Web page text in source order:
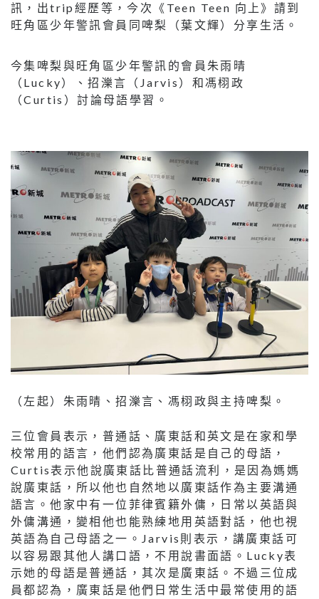
訊，出trip經歷等，今次《Teen Teen 向上》請到
旺角區少年警訊會員同啤梨（葉文輝）分享生活。
今集啤梨與旺角區少年警訊的會員朱雨晴
（Lucky）、招濼言（Jarvis）和馮栩政
（Curtis）討論母語學習。
（左起）朱雨晴、招濼言、馮栩政與主持啤梨。
三位會員表示，普通話、廣東話和英文是在家和學
校常用的語言，他們認為廣東話是自己的母語，
Curtis表示他說廣東話比普通話流利，是因為媽媽
說廣東話，所以他也自然地以廣東話作為主要溝通
語言。他家中有一位菲律賓籍外傭，日常以英語與
外傭溝通，變相他也能熟練地用英語對話，他也視
英語為自己母語之一。Jarvis則表示，講廣東話可
以容易跟其他人講口語，不用說書面語。Lucky表
示她的母語是普通話，其次是廣東話。不過三位成
員都認為，廣東話是他們日常生活中最常使用的語